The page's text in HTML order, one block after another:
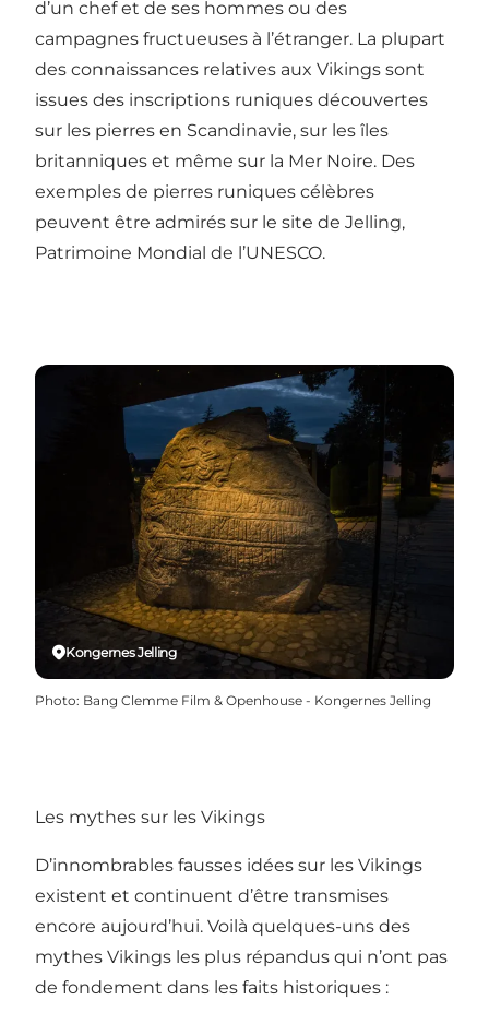
d’un chef et de ses hommes ou des
campagnes fructueuses à l’étranger. La plupart
des connaissances relatives aux Vikings sont
issues des inscriptions runiques découvertes
sur les pierres en Scandinavie, sur les îles
britanniques et même sur la Mer Noire. Des
exemples de pierres runiques célèbres
peuvent être admirés sur le site de Jelling,
Patrimoine Mondial de l’UNESCO.
Kongernes Jelling
Photo: Bang Clemme Film & Openhouse - Kongernes Jelling
Les mythes sur les Vikings
D’innombrables fausses idées sur les Vikings
existent et continuent d’être transmises
encore aujourd’hui. Voilà quelques-uns des
mythes Vikings les plus répandus qui n’ont pas
de fondement dans les faits historiques :